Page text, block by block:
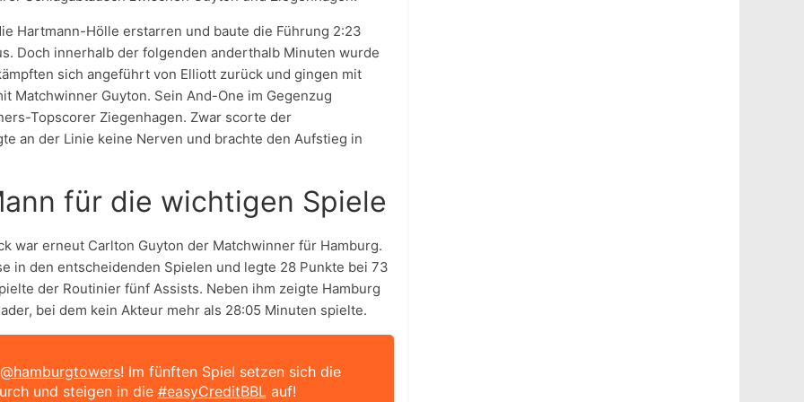
Hartmann-Hölle erstarren und baute die Führung 2:23
Doch innerhalb der folgenden anderthalb Minuten wurde
sich angeführt von Elliott zurück und gingen mit
Matchwinner Guyton. Sein And-One im Gegenzug
Topscorer Ziegenhagen. Zwar scorte der
an der Linie keine Nerven und brachte den Aufstieg in
für die wichtigen Spiele
war erneut Carlton Guyton der Matchwinner für Hamburg.
in den entscheidenden Spielen und legte 28 Punkte bei 73
der Routinier fünf Assists. Neben ihm zeigte Hamburg
bei dem kein Akteur mehr als 28:05 Minuten spielte.
@hamburgtowers! Im fünften Spiel setzen sich die
und steigen in die #easyCreditBBLauf!